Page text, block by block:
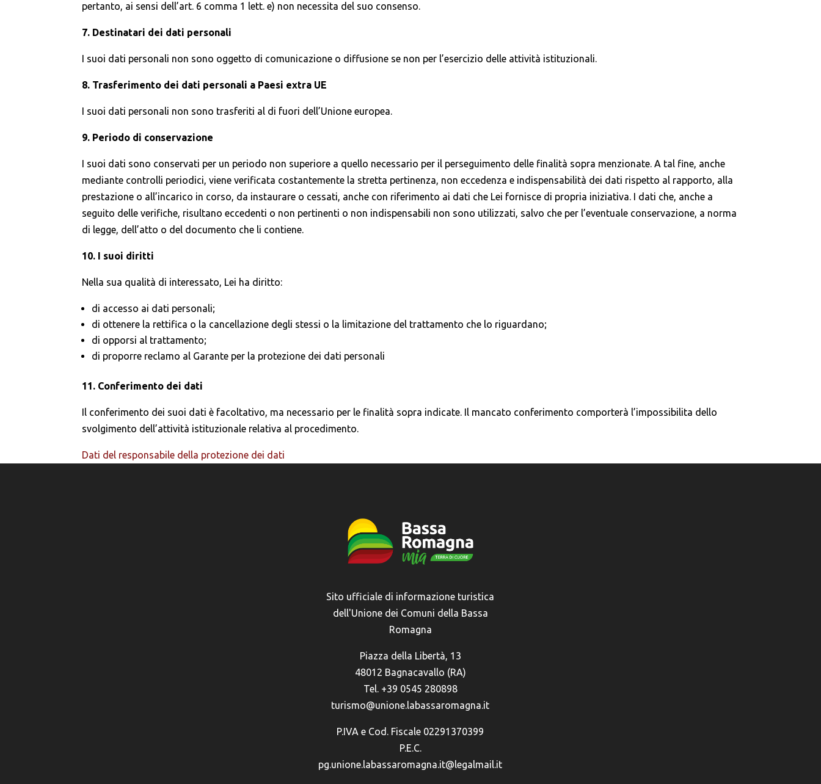
pertanto, ai sensi dell’art. 6 comma 1 lett. e) non necessita del suo consenso.
7. Destinatari dei dati personali
I suoi dati personali non sono oggetto di comunicazione o diffusione se non per l’esercizio delle attività istituzionali.
8. Trasferimento dei dati personali a Paesi extra UE
I suoi dati personali non sono trasferiti al di fuori dell’Unione europea.
9. Periodo di conservazione
I suoi dati sono conservati per un periodo non superiore a quello necessario per il perseguimento delle finalità sopra menzionate. A tal fine, anche
mediante controlli periodici, viene verificata costantemente la stretta pertinenza, non eccedenza e indispensabilità dei dati rispetto al rapporto, alla
prestazione o all’incarico in corso, da instaurare o cessati, anche con riferimento ai dati che Lei fornisce di propria iniziativa. I dati che, anche a
seguito delle verifiche, risultano eccedenti o non pertinenti o non indispensabili non sono utilizzati, salvo che per l’eventuale conservazione, a norma
di legge, dell’atto o del documento che li contiene.
10. I suoi diritti
Nella sua qualità di interessato, Lei ha diritto:
di accesso ai dati personali;
di ottenere la rettifica o la cancellazione degli stessi o la limitazione del trattamento che lo riguardano;
di opporsi al trattamento;
di proporre reclamo al Garante per la protezione dei dati personali
11. Conferimento dei dati
Il conferimento dei suoi dati è facoltativo, ma necessario per le finalità sopra indicate. Il mancato conferimento comporterà l’impossibilita dello
svolgimento dell’attività istituzionale relativa al procedimento.
Dati del responsabile della protezione dei dati
Sito ufficiale di informazione turistica
dell'Unione dei Comuni della Bassa
Romagna
Piazza della Libertà, 13
48012 Bagnacavallo (RA)
Tel. +39 0545 280898
turismo@unione.labassaromagna.it
P.IVA e Cod. Fiscale 02291370399
P.E.C.
pg.unione.labassaromagna.it@legalmail.it